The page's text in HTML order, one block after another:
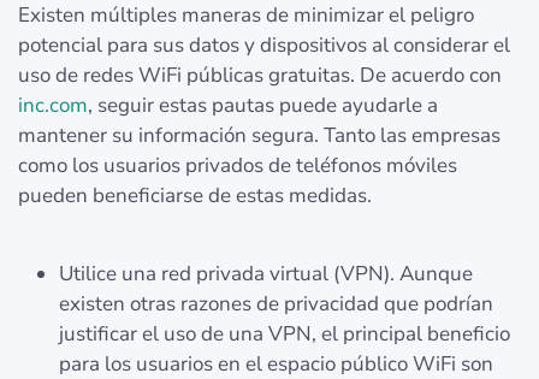
Existen múltiples maneras de minimizar el peligro
potencial para sus datos y dispositivos al considerar el
uso de redes WiFi públicas gratuitas. De acuerdo con
inc.com, seguir estas pautas puede ayudarle a
mantener su información segura. Tanto las empresas
como los usuarios privados de teléfonos móviles
pueden beneficiarse de estas medidas.
Utilice una red privada virtual (VPN). Aunque
existen otras razones de privacidad que podrían
justificar el uso de una VPN, el principal beneficio
para los usuarios en el espacio público WiFi son